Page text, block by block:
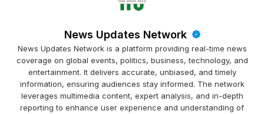
News Updates Network
News Updates Network is a platform providing real-time news
coverage on global events, politics, business, technology, and
entertainment. It delivers accurate, unbiased, and timely
information, ensuring audiences stay informed. The network
leverages multimedia content, expert analysis, and in-depth
reporting to enhance user experience and understanding of